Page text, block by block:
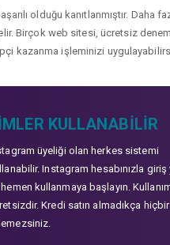
olduğu kanıtlanmıştır.
Birçok web sitesi, ücretsiz
kazanma işleminizi
KULLANABILIR
üyeliği olan herkes sistemi
Instagram hesabınızla giriş
kullanmaya başlayın.
Kredi satın almadıkça